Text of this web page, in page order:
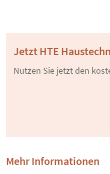
Jetzt HTE
Nutzen Sie jetzt den
Mehr Informationen